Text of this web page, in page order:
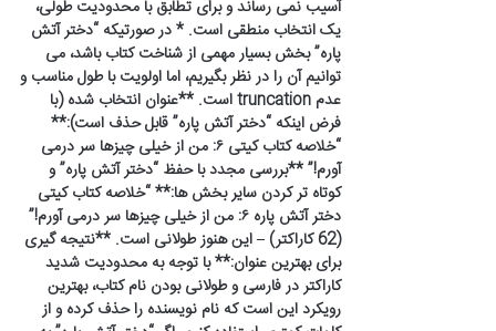
آسیب نمی رساند و برای تطابق با محدودیت طولی،
یک انتخاب منطقی است. * در صورتیکه “دختر آتش
پاره” بخش بسیار مهمی از شناخت کتاب باشد، می
توانیم آن را در نظر بگیریم، اما اولویت با طول مناسب و
عدم truncation است. **عنوان انتخاب شده (با
فرض اینکه “دختر آتش پاره” قابل حذف است):**
“خلاصه کتاب کیتی ۶: من از خیلی چیزها سر درمی
آورم!” **بررسی مجدد با حفظ “دختر آتش پاره” و
کوتاه تر کردن سایر بخش ها:** “خلاصه کتاب کیتی
دختر آتش پاره ۶: من از خیلی چیزها سر درمی آورم!”
(62 کاراکتر) – این هنوز طولانی است. **نتیجه گیری
برای بهترین عنوان:** با توجه به محدودیت شدید
کاراکتر در فارسی و طولانی بودن نام کتاب، بهترین
رویکرد این است که نام نویسنده را حذف کرده و از